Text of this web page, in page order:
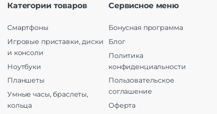
Категории товаров
Смартфоны
Игровые приставки, диски
и консоли
Ноутбуки
Планшеты
Умные часы, браслеты,
кольца
Сервисное меню
Бонусная программа
Блог
Политика
конфиденциальности
Пользовательское
соглашение
Оферта